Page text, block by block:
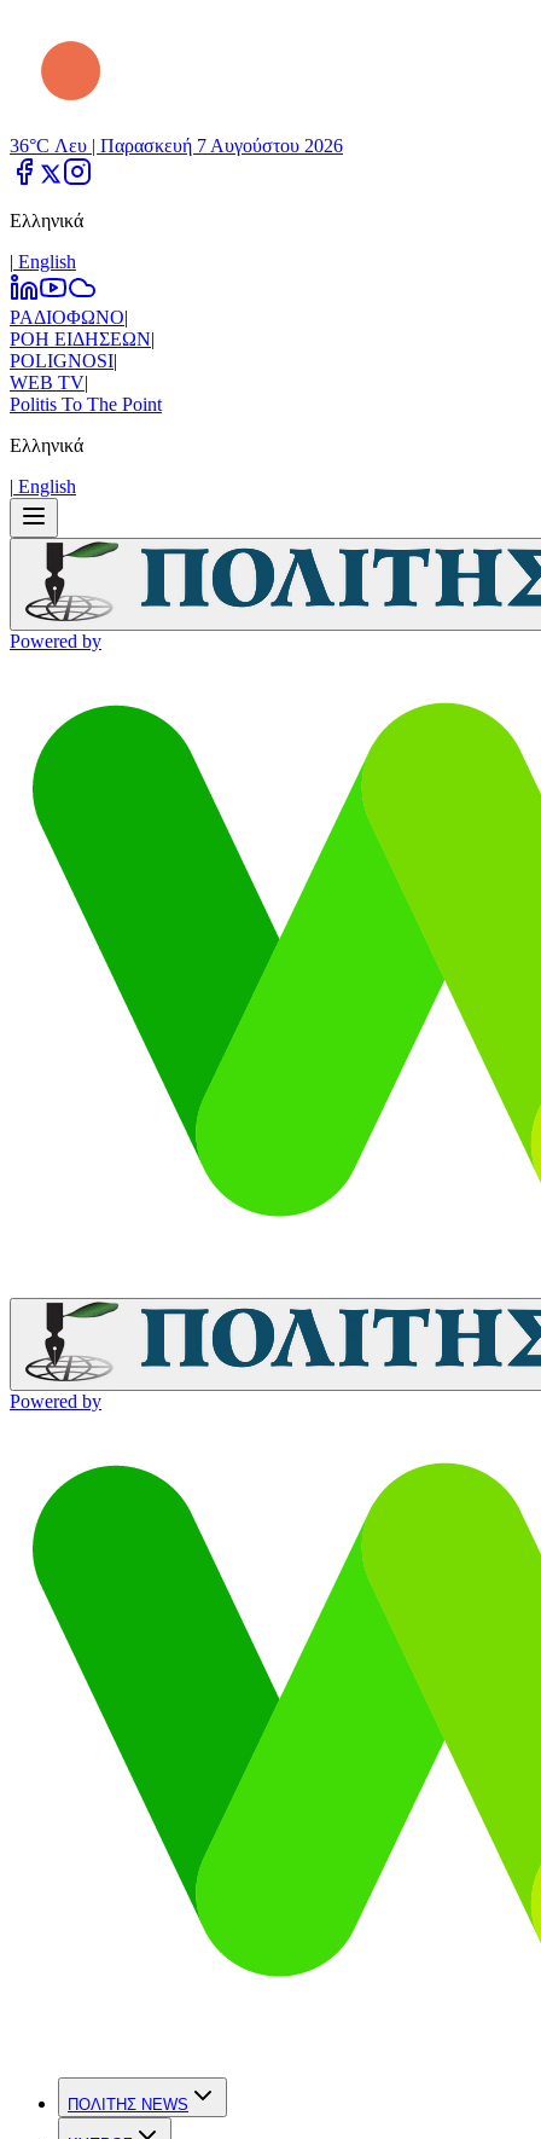
36°C Λευ | Παρασκευή 7 Αυγούστου 2026
Ελληνικά
| Εnglish
ΡΑΔΙΟΦΩΝΟ|
ΡΟΗ ΕΙΔΗΣΕΩΝ|
POLIGNOSI|
WEB TV|
Politis To The Point
Ελληνικά
| Εnglish
Powered by
Powered by
ΠΟΛΙΤΗΣ NEWS